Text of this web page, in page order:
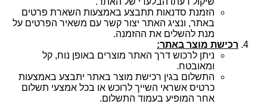
הזמנת סדנאות תתבצע באמצעות השארת פרטים
באתר, ונציג האתר יצור קשר עם משאיר הפרטים על
מנת להשלים את ההזמנה.
רכישת מוצר באתר:
ניתן לרכוש דרך האתר מוצרים באופן נוח, קל
ומאובטח.
התשלום בגין רכישת מוצר באתר יתבצע באמצעות
כרטיס אשראי השייך לרוכש או בכל אמצעי תשלום
אחר המופיע בעמוד התשלום.